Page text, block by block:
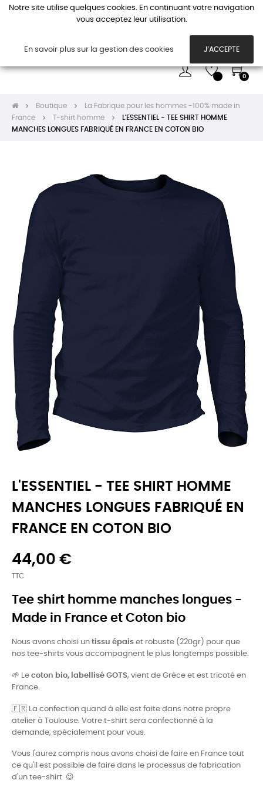
la
0
Boutique
La Fabrique pour les hommes -100% made in
France
T-shirt homme
L'ESSENTIEL - TEE SHIRT HOMME
MANCHES LONGUES FABRIQUÉ EN FRANCE EN COTON BIO
L'ESSENTIEL - TEE SHIRT HOMME
MANCHES LONGUES FABRIQUÉ EN
FRANCE EN COTON BIO
44,00 €
TTC
Tee shirt homme manches longues -
Made in France et Coton bio
Nous avons choisi un tissu épais et robuste (220gr) pour que
nos tee-shirts vous accompagnent le plus longtemps possible.
🌱 Le coton bio, labellisé GOTS, vient de Grèce et est tricoté en
France.
🇫🇷 La confection quand à elle est faite dans notre propre
atelier à Toulouse. Votre t-shirt sera confectionné à la
demande, spécialement pour vous.
Vous l'aurez compris nous avons choisi de faire en France tout
ce qu'il est possible de faire dans le processus de fabrication
d'un tee-shirt 😉
Notre site utilise quelques cookies. En continuant votre navigation
vous acceptez leur utilisation.
En savoir plus sur la gestion des cookies J'ACCEPTE